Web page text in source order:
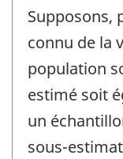
Supposons,
connu de la
population
estimé soit
un
sous-